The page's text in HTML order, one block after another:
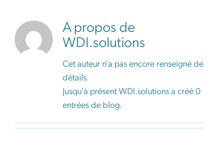
Carrières
Devenir membre
À propos de
WDI.solutions
Cet auteur n'a pas encore renseigné de
détails.
Jusqu'à présent WDI.solutions a créé 0
entrées de blog.